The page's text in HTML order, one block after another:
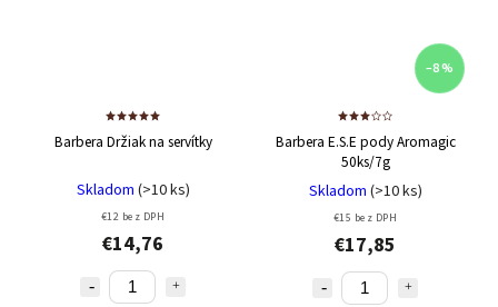
Barbera Držiak na servítky
Skladom (>10 ks)
€12 bez DPH
€14,76
–8 %
Barbera E.S.E pody Aromagic
50ks/7g
Skladom (>10 ks)
€15 bez DPH
€17,85